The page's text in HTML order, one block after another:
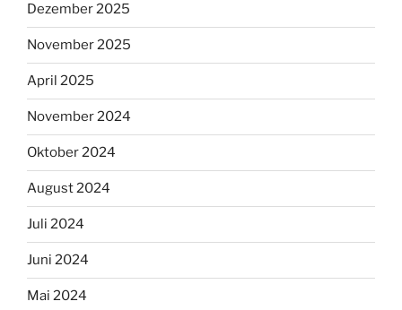
Dezember 2025
November 2025
April 2025
November 2024
Oktober 2024
August 2024
Juli 2024
Juni 2024
Mai 2024